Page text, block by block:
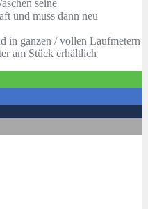
seine
und muss dann neu
in ganzen / vollen Laufmetern
am Stück erhältlich